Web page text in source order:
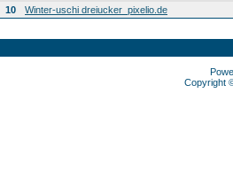
10
Winter-uschi dreiucker_pixelio.de
Copyright